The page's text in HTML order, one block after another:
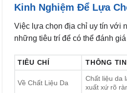
Kinh Nghiệm Để Lựa
Việc lựa chọn địa chỉ uy tín với
những tiêu trí để có thể đánh
TIÊU CHÍ THÔNG
Về Chất Liệu Da
Chất liệu da
xuất xứ rõ